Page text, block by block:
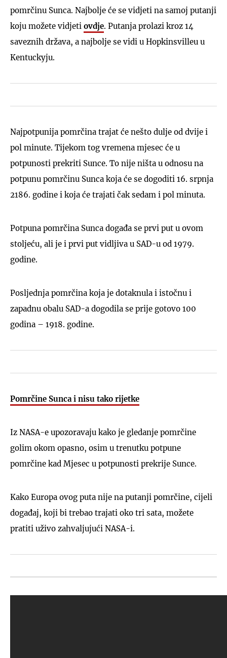
pomrčinu Sunca. Najbolje će se vidjeti na samoj putanji
koju možete vidjeti ovdje. Putanja prolazi kroz 14
saveznih država, a najbolje se vidi u Hopkinsvilleu u
Kentuckyju.
Najpotpunija pomrčina trajat će nešto dulje od dvije i
pol minute. Tijekom tog vremena mjesec će u
potpunosti prekriti Sunce. To nije ništa u odnosu na
potpunu pomrčinu Sunca koja će se dogoditi 16. srpnja
2186. godine i koja će trajati čak sedam i pol minuta.
Potpuna pomrčina Sunca događa se prvi put u ovom
stoljeću, ali je i prvi put vidljiva u SAD-u od 1979.
godine.
Posljednja pomrčina koja je dotaknula i istočnu i
zapadnu obalu SAD-a dogodila se prije gotovo 100
godina – 1918. godine.
Pomrčine Sunca i nisu tako rijetke
Iz NASA-e upozoravaju kako je gledanje pomrčine
golim okom opasno, osim u trenutku potpune
pomrčine kad Mjesec u potpunosti prekrije Sunce.
Kako Europa ovog puta nije na putanji pomrčine, cijeli
događaj, koji bi trebao trajati oko tri sata, možete
pratiti uživo zahvaljujući NASA-i.